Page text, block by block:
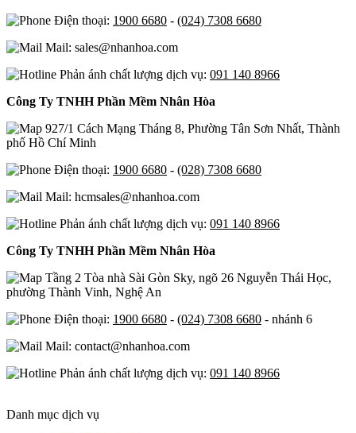
Điện thoại: 1900 6680 - (024) 7308 6680
Mail: sales@nhanhoa.com
Phản ánh chất lượng dịch vụ: 091 140 8966
Công Ty TNHH Phần Mềm Nhân Hòa
927/1 Cách Mạng Tháng 8, Phường Tân Sơn Nhất, Thành
phố Hồ Chí Minh
Điện thoại: 1900 6680 - (028) 7308 6680
Mail: hcmsales@nhanhoa.com
Phản ánh chất lượng dịch vụ: 091 140 8966
Công Ty TNHH Phần Mềm Nhân Hòa
Tầng 2 Tòa nhà Sài Gòn Sky, ngõ 26 Nguyễn Thái Học,
phường Thành Vinh, Nghệ An
Điện thoại: 1900 6680 - (024) 7308 6680 - nhánh 6
Mail: contact@nhanhoa.com
Phản ánh chất lượng dịch vụ: 091 140 8966
Danh mục dịch vụ